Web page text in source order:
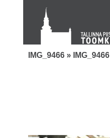
KONTAKT
Toom-Kooli 6, 10130 TALLINN
tallinna.toom@eelk.ee
IMG_9466 » IMG_9466